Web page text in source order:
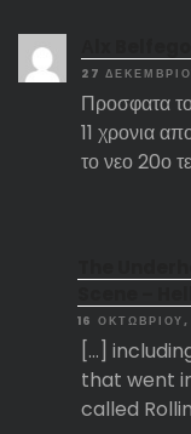
27
Προσφατα
11 χρονια
το νεο 20ο
16
[…]
that went
called